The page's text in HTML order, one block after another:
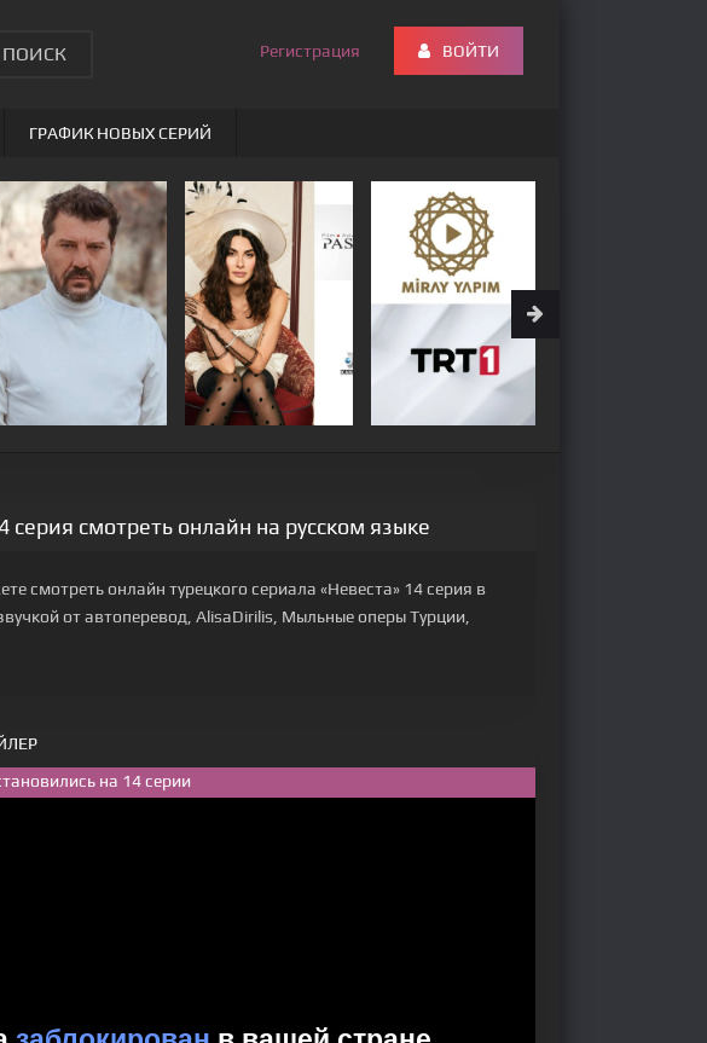
серия смотреть онлайн на русском языке
смотреть онлайн турецкого сериала «Невеста» 14 серия в
от автоперевод, AlisaDirilis, Мыльные оперы Турции,
на 14 серии
ПОИСК Регистрация ВОЙТИ
ГРАФИК НОВЫХ СЕРИЙ